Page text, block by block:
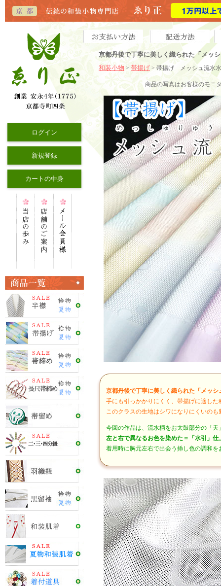
ログイン
新規登録
カートの中身
京都丹後で丁寧に美しく織られた「メッ
和装小物 > 帯揚げ > 帯揚げ メッシュ流水
商品の写真はお客様のモニ
京都丹後で丁寧に美しく織られた「メッシ
手にも引っかかりにくく、帯揚げに適し
このクラスの生地はシワになりにくいのも
今回の作品は、流水柄をお太鼓部分の「天
左と右で異なるお色を染めた＝「水引」
着用時に胸元左右で出会う挿し色の調和